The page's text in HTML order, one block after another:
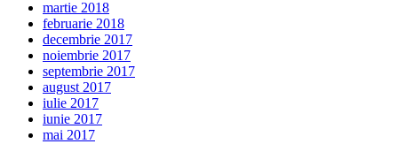
martie 2018
februarie 2018
decembrie 2017
noiembrie 2017
septembrie 2017
august 2017
iulie 2017
iunie 2017
mai 2017